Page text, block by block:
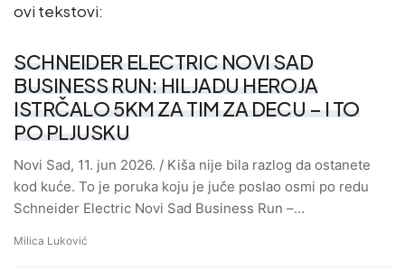
ovi tekstovi:
SCHNEIDER ELECTRIC NOVI SAD
BUSINESS RUN: HILJADU HEROJA
ISTRČALO 5KM ZA TIM ZA DECU – I TO
PO PLJUSKU
Novi Sad, 11. jun 2026. / Kiša nije bila razlog da ostanete
kod kuće. To je poruka koju je juče poslao osmi po redu
Schneider Electric Novi Sad Business Run –…
Milica Luković